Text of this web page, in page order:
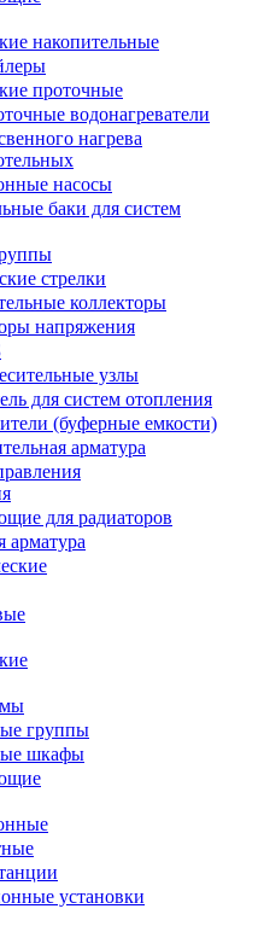
накопительные
проточные
водонагреватели
нагрева
насосы
баки для систем
стрелки
коллекторы
напряжения
узлы
для систем отопления
(буферные емкости)
арматура
для радиаторов
арматура
группы
шкафы
установки